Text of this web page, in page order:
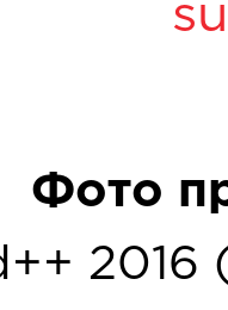
Фото
2016